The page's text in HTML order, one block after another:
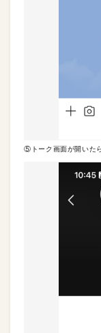
⑤トーク画面が開いた